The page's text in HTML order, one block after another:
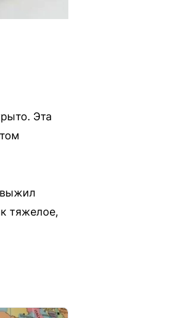
Эта
выжил
тяжелое,